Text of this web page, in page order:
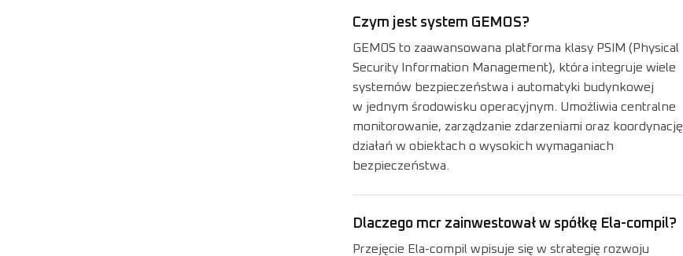
Czym jest system GEMOS?
GEMOS to zaawansowana platforma klasy PSIM (Physical
Security Information Management), która integruje wiele
systemów bezpieczeństwa i automatyki budynkowej
w jednym środowisku operacyjnym. Umożliwia centralne
monitorowanie, zarządzanie zdarzeniami oraz koordynację
działań w obiektach o wysokich wymaganiach
bezpieczeństwa.
Dlaczego mcr zainwestował w spółkę Ela-compil?
Przejęcie Ela-compil wpisuje się w strategię rozwoju